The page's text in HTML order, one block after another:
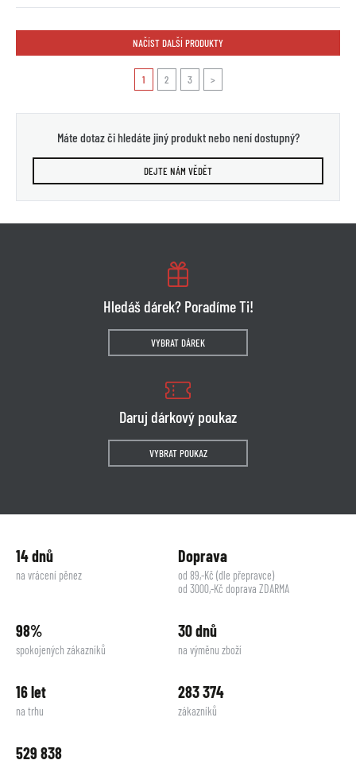
NAČÍST DALŠÍ PRODUKTY
1 2 3 >
Máte dotaz či hledáte jiný produkt nebo není dostupný?
DEJTE NÁM VĚDĚT
Hledáš dárek? Poradíme Ti!
VYBRAT DÁREK
Daruj dárkový poukaz
VYBRAT POUKAZ
14 dnů
na vrácení pěnez
Doprava
od 89,-Kč (dle přepravce)
od 3000,-Kč doprava ZDARMA
98%
spokojených zákazníků
30 dnů
na výměnu zboží
16 let
na trhu
283 374
zákazníků
529 838